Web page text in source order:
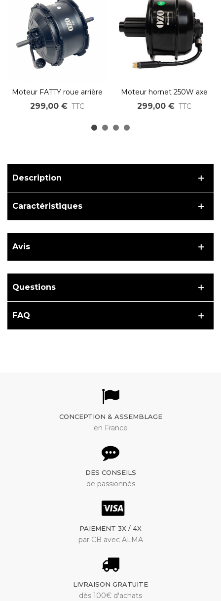
Moteur FATTY roue arrière
500W 750W 36V 48V
299,00 € TTC
Moteur hornet 250W axe
traversant 12x142mm
299,00 € TTC
Description
Caractéristiques
Avis
Questions
FAQ
CONCEPTION & ASSEMBLAGE
en France
DES CONSEILS
de passionnés
PAIEMENT 3X / 4X
par CB avec ALMA
LIVRAISON GRATUITE
dès 100€ d'achats